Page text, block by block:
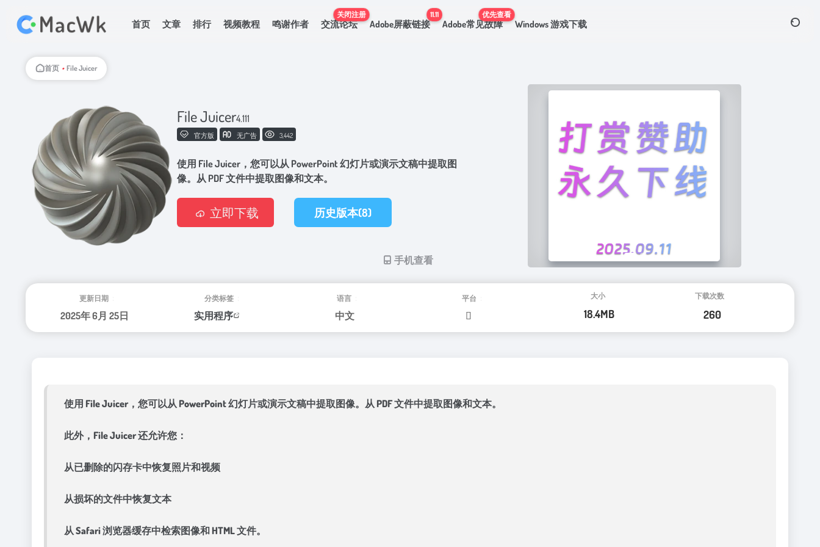
首页 文章 排行 视频教程 鸣谢作者 交流论坛
关闭注册
Adobe屏蔽链接
11.11
Adobe常见故障
优先查看
Windows 游戏下载
首页 • File Juicer
File Juicer4.111
官方版 无广告 3,442
使用 File Juicer，您可以从 PowerPoint 幻灯片或演示文稿中提取图
像。从 PDF 文件中提取图像和文本。
更新日期：
2025年 6月 25日
分类标签：
实用程序
语言：
中文
平台：
立即下载 历史版本(8)
手机查看
使用 File Juicer，您可以从 PowerPoint 幻灯片或演示文稿中提取图像。从 PDF 文件中提取图像和文本。
此外，File Juicer 还允许您：
从已删除的闪存卡中恢复照片和视频
从损坏的文件中恢复文本
从 Safari 浏览器缓存中检索图像和 HTML 文件。